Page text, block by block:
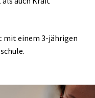
mit einem 3-jährigen